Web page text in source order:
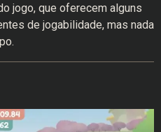
jogo, que oferecem alguns
de jogabilidade, mas nada